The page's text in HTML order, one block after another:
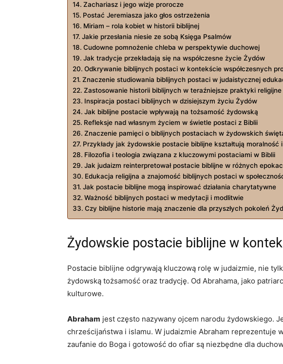
Zachariasz i jego wizje prorocze
Postać Jeremiasza jako głos ostrzeżenia
Miriam – rola kobiet w historii biblijnej
Jakie przesłania niesie ze sobą Księga Psalmów
Cudowne pomnożenie chleba w perspektywie duchowej
Jak tradycje przekładają się na współczesne życie Żydów
Odkrywanie biblijnych postaci w kontekście współczesnych
Znaczenie studiowania biblijnych postaci w judaistycznej
Zastosowanie historii biblijnych w teraźniejsze praktyki religijne
Inspiracja postaci biblijnych w dzisiejszym życiu Żydów
Jak biblijne postacie wpływają na tożsamość żydowską
Refleksje nad własnym życiem w świetle postaci z Biblii
Znaczenie pamięci o biblijnych postaciach w żydowskich
Przykłady jak żydowskie postacie biblijne kształtują moralność
Filozofia i teologia związana z kluczowymi postaciami w Biblii
Jak judaizm reinterpretował postacie biblijne w różnych
Edukacja religijna a znajomość biblijnych postaci w
Jak postacie biblijne mogą inspirować działania charytatywne
Ważność biblijnych postaci w medytacji i modlitwie
Czy biblijne historie mają znaczenie dla przyszłych pokoleń
Żydowskie postacie biblijne w
Postacie biblijne odgrywają kluczową rolę w judaizmie, nie
żydowską tożsamość oraz tradycję. Od Abrahama, jako
kulturowe.
Abraham jest często nazywany ojcem narodu żydowskiego.
chrześcijaństwa i islamu. W judaizmie Abraham reprezentuje
zaufanie do Boga i gotowość do ofiar są niezbędne dla